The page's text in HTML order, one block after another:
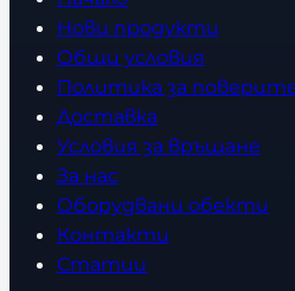
Нови продукти
Общи условия
Политика за
Доставка
Условия за връщане
За нас
Оборудвани обекти
Контакти
Статии